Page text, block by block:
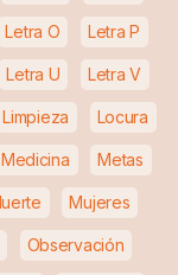
Letra O Letra P
Letra U Letra V
Limpieza Locura
Medicina Metas
Mujeres
Observación